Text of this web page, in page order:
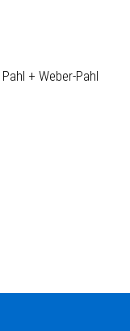
+ Weber-Pahl